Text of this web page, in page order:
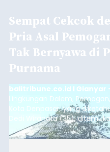
Sempat Cekcok
Pria Asal
Tak Bernyawa di
Purnama
balitribune.co.id I Gianyar
Lingkungan Dalem,
Kota Denpasar, yang
Dedi Wiranata (35),
pesisir Pantai Purnama,